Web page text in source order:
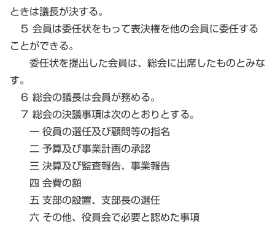
ときは議長が決する。
５ 会員は委任状をもって表決権を他の会員に委任する
ことができる。
委任状を提出した会員は、総会に出席したものとみな
す。
６ 総会の議長は会員が務める。
７ 総会の決議事項は次のとおりとする。
一 役員の選任及び顧問等の指名
二 予算及び事業計画の承認
三 決算及び監査報告、事業報告
四 会費の額
五 支部の設置、支部長の選任
六 その他、役員会で必要と認めた事項